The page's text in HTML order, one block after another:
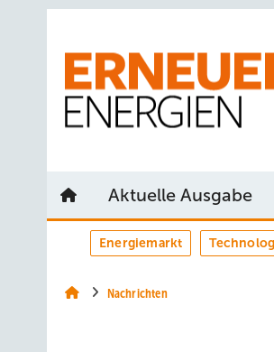
Aktuelle Ausgabe
Energiemarkt
Nachrichten